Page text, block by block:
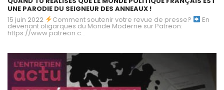
UNE PARODIE DU SEIGNEUR DES ANNEAUX !
15 juin 2022
Comment soutenir votre revue de presse? En
devenant oligarques du Monde Moderne sur Patreon:
https://www.patreon.c...